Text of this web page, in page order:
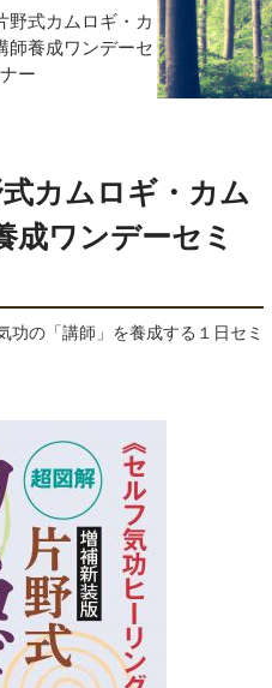
野式カムロギ・カ
師養成ワンデーセ
ー
カムロギ・カム
成ワンデーセミ
功の「講師」を養成する１日セミ